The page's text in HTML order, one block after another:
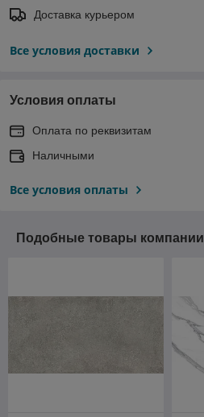
Доставка курьером
Все условия доставки
Условия оплаты
Оплата по реквизитам
Наличными
Все условия оплаты
Подобные товары компании